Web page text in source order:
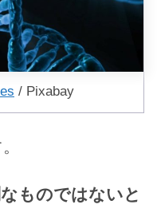
/ Pixabay
ものではないと